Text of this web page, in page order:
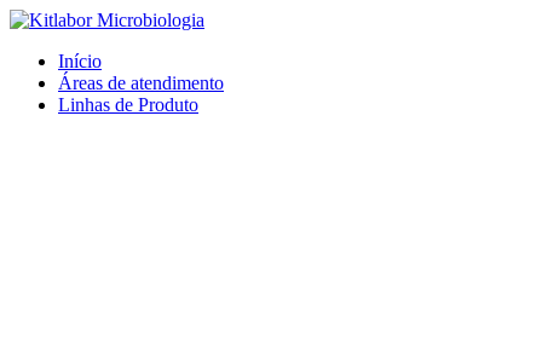
Ir
conteúdo
Início
Áreas de atendimento
Linhas de Produto